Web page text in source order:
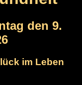
den 9.
im Leben